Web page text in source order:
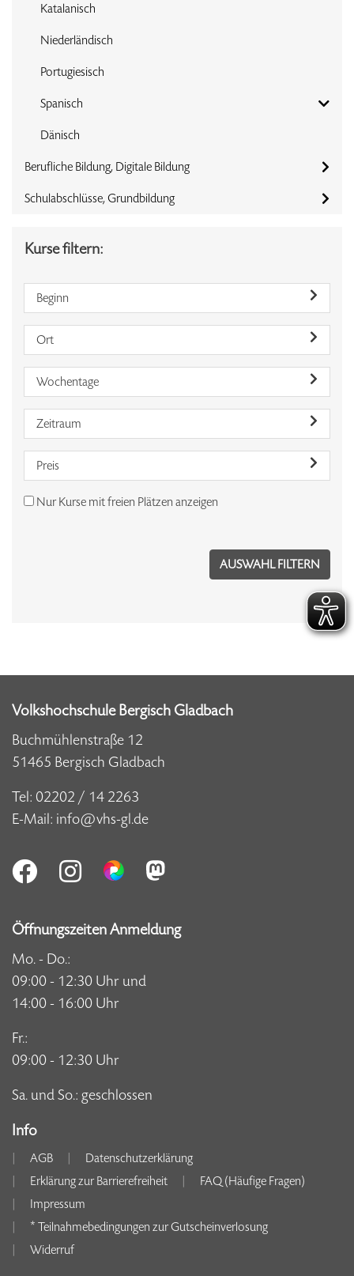
Katalanisch
Niederländisch
Portugiesisch
Spanisch
Dänisch
Berufliche Bildung, Digitale Bildung
Schulabschlüsse, Grundbildung
Kurse filtern:
Beginn
Ort
Wochentage
Zeitraum
Preis
Nur Kurse mit freien Plätzen anzeigen
Volkshochschule Bergisch Gladbach
Buchmühlenstraße 12
51465 Bergisch Gladbach
Tel: 02202 / 14 2263
E-Mail: info@vhs-gl.de
Öffnungszeiten Anmeldung
Mo. - Do.:
09:00 - 12:30 Uhr und
14:00 - 16:00 Uhr
Fr.:
09:00 - 12:30 Uhr
Sa. und So.: geschlossen
Info
AGB
Datenschutzerklärung
Erklärung zur Barrierefreiheit
FAQ (Häufige Fragen)
Impressum
* Teilnahmebedingungen zur Gutscheinverlosung
Widerruf